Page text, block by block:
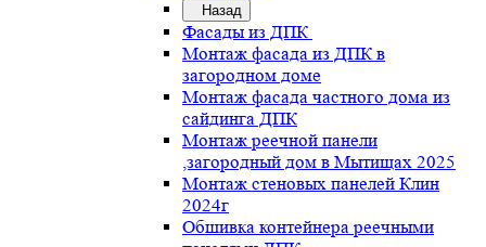
Назад
Фасады из ДПК
Монтаж фасада из ДПК в
загородном доме
Монтаж фасада частного дома из
сайдинга ДПК
Монтаж реечной панели
,загородный дом в Мытищах 2025
Монтаж стеновых панелей Клин
2024г
Обшивка контейнера реечными